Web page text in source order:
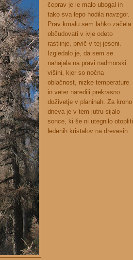
čeprav je le malo ubogal in
tako sva lepo hodila navzgor.
Prav kmalu sem lahko začela
občudovati v ivje odeto
rastlinje, prvič v tej jeseni.
Izgledalo je, da sem se
nahajala na pravi nadmorski
višini, kjer so nočna
oblačnost, nizke temperature
in veter naredili prekrasno
doživetje v planinah. Za krono
dneva je v tem jutru sijalo
sonce, ki še ni utegnilo otopliti
ledenih kristalov na drevesih.